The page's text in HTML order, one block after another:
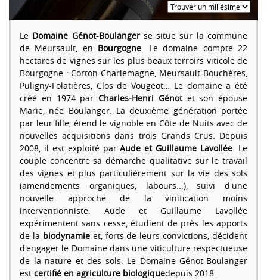
Le Domaine Génot-Boulangerse situe sur la commune
de Meursault, en Bourgogne. Le domaine compte 22
hectares de vignes sur les plus beaux terroirs viticole de
Bourgogne : Corton-Charlemagne, Meursault-Bouchères,
Puligny-Folatières, Clos de Vougeot… Le domaine a été
créé en 1974 par Charles-Henri Génotet son épouse
Marie, née Boulanger. La deuxième génération portée
par leur fille, étend le vignoble en Côte de Nuits avec de
nouvelles acquisitions dans trois Grands Crus. Depuis
2008, il est exploité parAude et Guillaume Lavollée. Le
couple concentre sa démarche qualitative sur le travail
des vignes et plus particulièrement sur la vie des sols
(amendements organiques, labours...), suivi d'une
nouvelle approche de la vinification moins
interventionniste. Aude et Guillaume Lavollée
expérimentent sans cesse, étudient de près les apports
de la biodynamieet, forts de leurs convictions, décident
d'engager le Domaine dans une viticulture respectueuse
de la nature et des sols. Le Domaine Génot-Boulanger
est certifié en agriculture biologiquedepuis 2018.